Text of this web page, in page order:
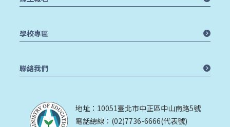
地址：10051臺北市中正區中山南路5號
電話總線：(02)7736-6666(代表號)
學校專區
聯絡我們